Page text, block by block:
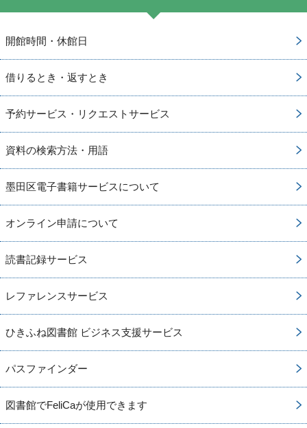
開館時間・休館日
借りるとき・返すとき
予約サービス・リクエストサービス
資料の検索方法・用語
墨田区電子書籍サービスについて
オンライン申請について
読書記録サービス
レファレンスサービス
ひきふね図書館 ビジネス支援サービス
パスファインダー
図書館でFeliCaが使用できます